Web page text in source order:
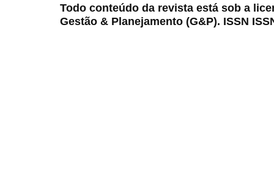
Todo conteúdo da revista está sob a
Gestão & Planejamento (G&P). ISSN